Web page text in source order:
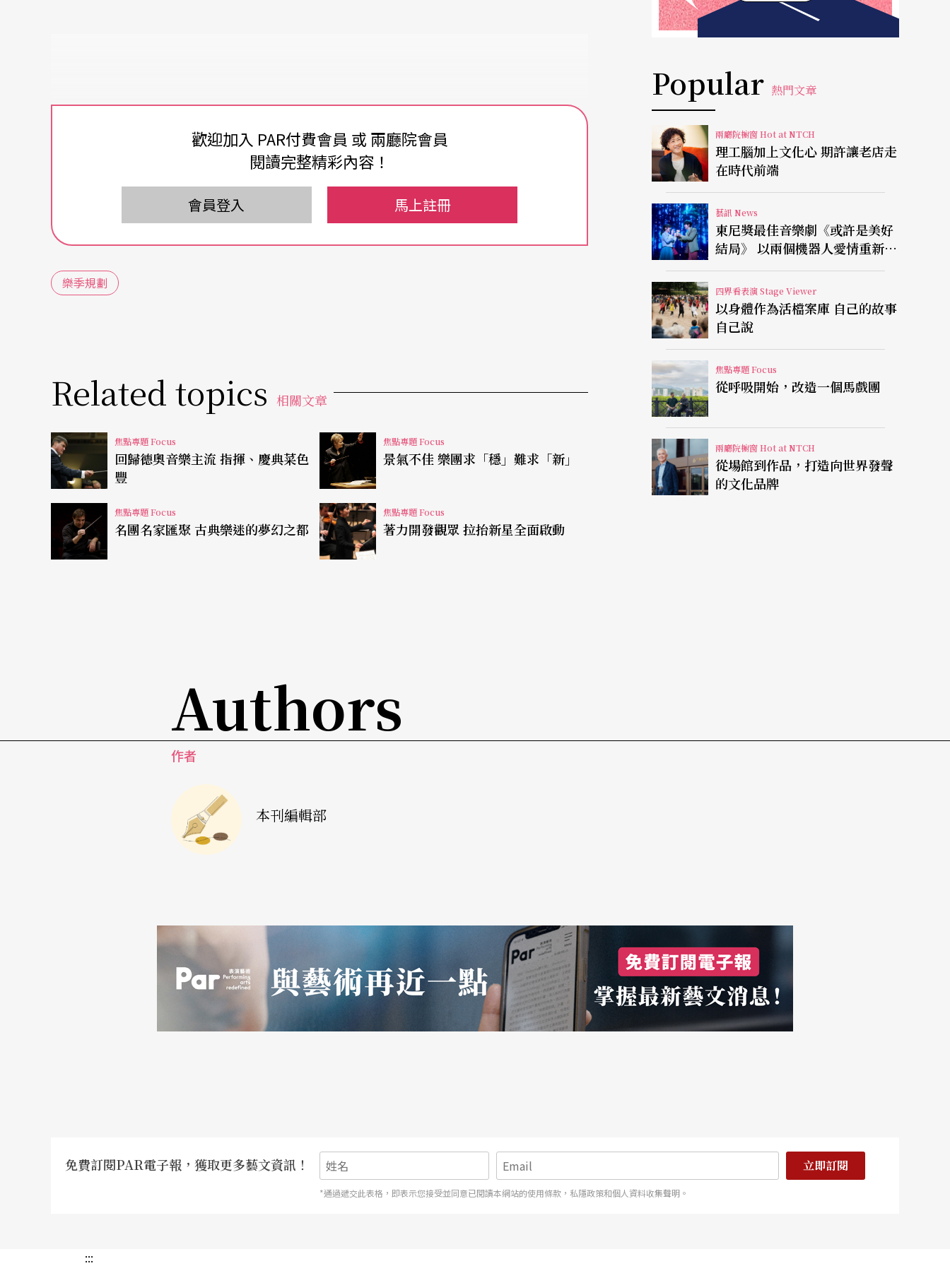
歡迎加入 PAR付費會員 或 兩廳院會員
閱讀完整精彩內容！
會員登入 馬上註冊
樂季規劃
Related topics 相關文章
焦點專題 Focus
回歸德奧音樂主流 指揮、慶典菜色
豐
焦點專題 Focus
景氣不佳 樂團求「穩」難求「新」
焦點專題 Focus
名團名家匯聚 古典樂迷的夢幻之都
焦點專題 Focus
著力開發觀眾 拉抬新星全面啟動
Popular 熱門文章
兩廳院櫥窗 Hot at NTCH
理工腦加上文化心 期許讓老店走
在時代前端
藝訊 News
東尼獎最佳音樂劇《或許是美好
結局》 以兩個機器人愛情重新凝
視有限人生
四界看表演 Stage Viewer
以身體作為活檔案庫 自己的故事
自己說
焦點專題 Focus
從呼吸開始，改造一個馬戲團
兩廳院櫥窗 Hot at NTCH
從場館到作品，打造向世界發聲
的文化品牌
Authors
作者
本刊編輯部
免費訂閱PAR電子報，獲取更多藝文資訊！ 立即訂閱
*通過遞交此表格，即表示您接受並同意已閱讀本網站的使用條款，私隱政策和個人資料收集聲明。
:::